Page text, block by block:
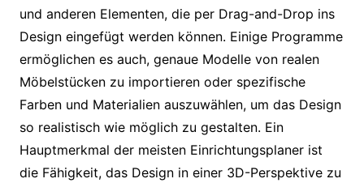
und anderen Elementen, die per Drag-and-Drop ins
Design eingefügt werden können. Einige Programme
ermöglichen es auch, genaue Modelle von realen
Möbelstücken zu importieren oder spezifische
Farben und Materialien auszuwählen, um das Design
so realistisch wie möglich zu gestalten. Ein
Hauptmerkmal der meisten Einrichtungsplaner ist
die Fähigkeit, das Design in einer 3D-Perspektive zu